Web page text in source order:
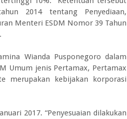
2014 tentang Penyediaan,
Menteri ESDM Nomor 39 Tahun
Wianda Pusponegoro dalam
Umum jenis Pertamax, Pertamax
merupakan kebijakan korporasi
2017. “Penyesuaian dilakukan